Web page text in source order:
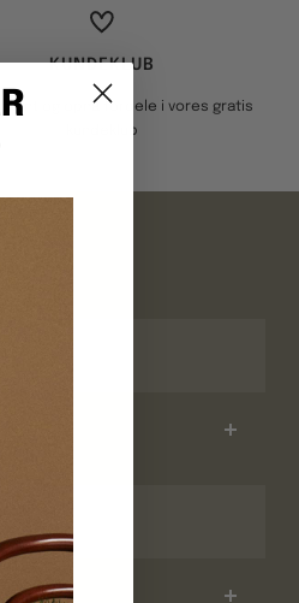
KUNDEKLUB
point og opnå fordele i vores gratis
kundeklub